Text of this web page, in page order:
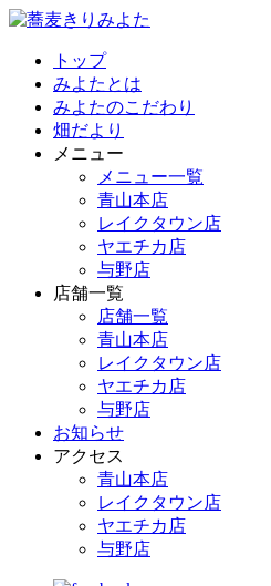
トップ
みよたとは
みよたのこだわり
畑だより
メニュー
メニュー一覧
青山本店
レイクタウン店
ヤエチカ店
与野店
店舗一覧
店舗一覧
青山本店
レイクタウン店
ヤエチカ店
与野店
お知らせ
アクセス
青山本店
レイクタウン店
ヤエチカ店
与野店